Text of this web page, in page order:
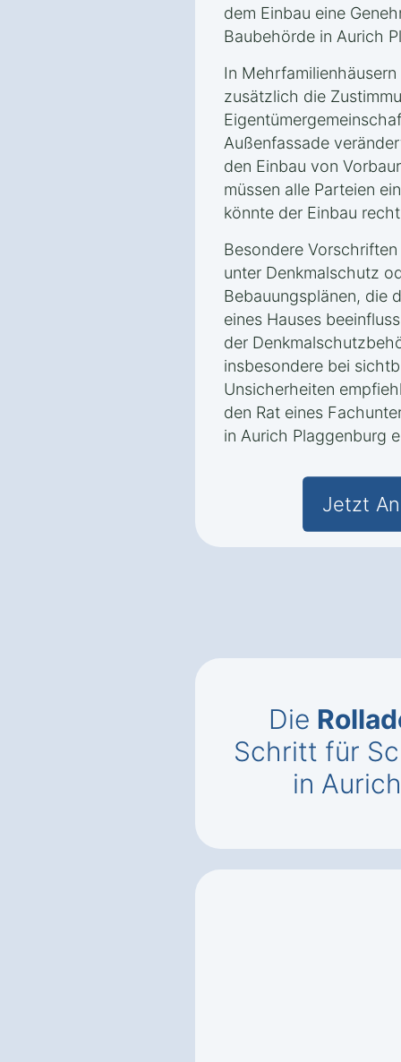
dem Einbau eine
Baubehörde in Aurich
In
zusätzlich die
Außenfassade
den Einbau von
müssen alle Parteien
könnte der Einbau
Besondere
unter Denkmalschutz
Bebauungsplänen, die
eines Hauses
der
insbesondere bei
Unsicherheiten
den Rat eines
in Aurich Plaggenburg
Jetzt
Die
Schritt für
in